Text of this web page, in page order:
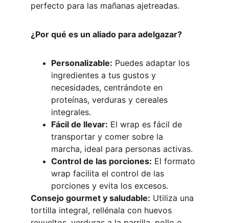
perfecto para las mañanas ajetreadas.
¿Por qué es un aliado para adelgazar?
Personalizable: Puedes adaptar los
ingredientes a tus gustos y
necesidades, centrándote en
proteínas, verduras y cereales
integrales.
Fácil de llevar: El wrap es fácil de
transportar y comer sobre la
marcha, ideal para personas activas.
Control de las porciones: El formato
wrap facilita el control de las
porciones y evita los excesos.
Consejo gourmet y saludable: Utiliza una
tortilla integral, rellénala con huevos